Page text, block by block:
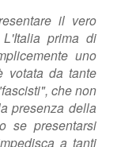
il vero
prima di
uno
votata da tante
che non
presenza della
se presentarsi
a tanti